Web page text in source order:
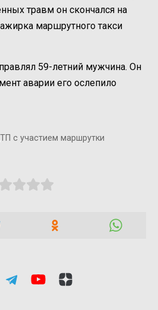
травм он скончался на
маршрутного такси
59-летний мужчина. Он
аварии его ослепило
с участием маршрутки